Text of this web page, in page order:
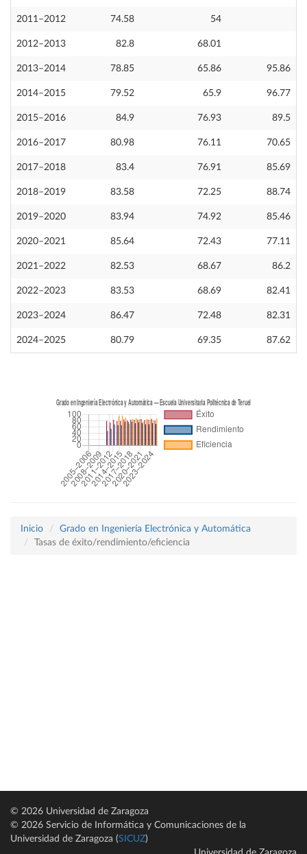
2011–2012 74.58 54
2012–2013 82.8 68.01
2013–2014 78.85 65.86 95.86
2014–2015 79.52 65.9 96.77
2015–2016 84.9 76.93 89.5
2016–2017 80.98 76.11 70.65
2017–2018 83.4 76.91 85.69
2018–2019 83.58 72.25 88.74
2019–2020 83.94 74.92 85.46
2020–2021 85.64 72.43 77.11
2021–2022 82.53 68.67 86.2
2022–2023 83.53 68.69 82.41
2023–2024 86.47 72.48 82.31
2024–2025 80.79 69.35 87.62
Inicio
Grado en Ingeniería Electrónica y Automática
Tasas de éxito/rendimiento/eficiencia
© 2026 Universidad de Zaragoza
© 2026 Servicio de Informática y Comunicaciones de la
Universidad de Zaragoza (SICUZ)